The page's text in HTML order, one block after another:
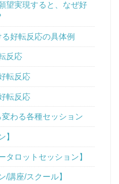
望実現すると、なぜ好
好転反応の具体例
反応
転反応
転反応
わる各種セッション
】
タロットセッション】
/講座/スクール】